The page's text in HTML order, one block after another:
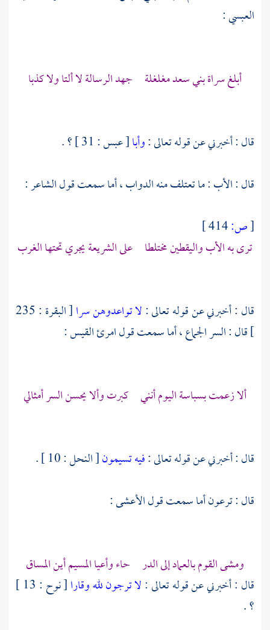
العبسي:
أبلغ سراةبني سعدمغلغلة جهد الرسالة لا ألتا ولا كذبا
قال : أخبرني عن قوله تعالى :وأبا[ عبس : 31 ] ؟ .
قال : الأب : ما تعتلف منه الدواب ، أما سمعت قول الشاعر :
[ص:
ترى به الأب واليقطين مختلطا على الشريعة يجري تحتها الغرب
قال : أخبرني عن قوله تعالى :لا تواعدوهن سرا
[ البقرة : 235
] قال : السر الجماع ، أما سمعت قولامرئ القيس:
ألا زعمت بسباسة اليوم أنني كبرت وألا يحسن السر أمثالي
قال : أخبرني عن قوله تعالى :فيه تسيمون[ النحل : 10 ] .
قال : ترعون أما سمعت قولالأعشى:
ومشى القوم بالعماد إلى الدر حاء وأعيا المسيم أين المساق
قال : أخبرني عن قوله تعالى :لا ترجون لله وقارا
[ نوح : 13 ]
؟ .